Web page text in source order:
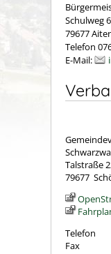
Schulweg 6
79677
Telefon
E-Mail:
Talstraße
79677
Telefon
Fax